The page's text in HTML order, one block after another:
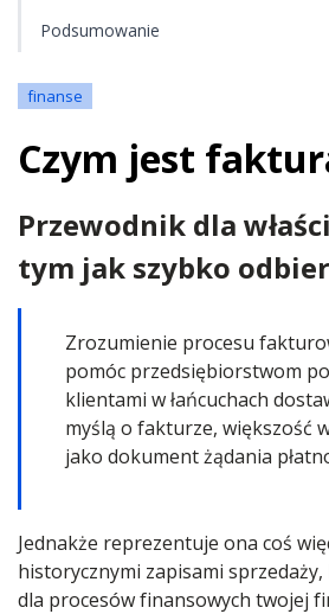
Podsumowanie
finanse
Czym jest
Przewodnik dla
tym jak szybko
Zrozumienie procesu
pomóc przedsiębiorstwom
klientami w łańcuchach
myślą o fakturze, większość
jako dokument żądania
Jednakże reprezentuje ona coś
historycznymi zapisami
dla procesów finansowych twojej